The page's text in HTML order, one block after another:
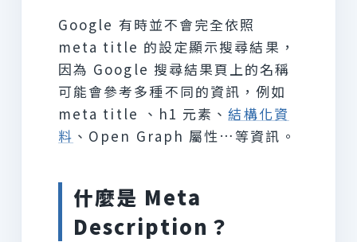
Google 有時並不會完全依照
meta title 的設定顯示搜尋結果，
因為 Google 搜尋結果頁上的名稱
可能會參考多種不同的資訊，例如
meta title 、h1 元素、結構化資
料 、Open Graph 屬性…等資訊。
什麼是 Meta
Description？